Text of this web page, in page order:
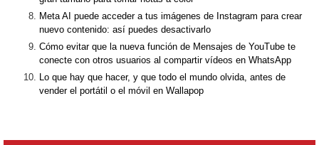
Meta AI puede acceder a tus imágenes de Instagram para crear
nuevo contenido: así puedes desactivarlo
Cómo evitar que la nueva función de Mensajes de YouTube te
conecte con otros usuarios al compartir vídeos en WhatsApp
Lo que hay que hacer, y que todo el mundo olvida, antes de
vender el portátil o el móvil en Wallapop